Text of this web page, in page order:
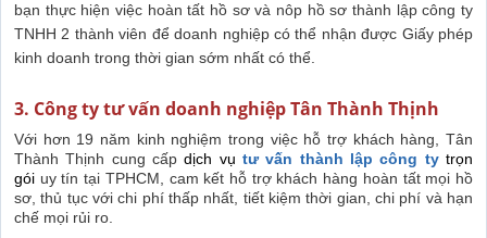
bạn thực hiện việc hoàn tất hồ sơ và nôp hồ sơ thành lập công ty
TNHH 2 thành viên để doanh nghiệp có thể nhận được Giấy phép
kinh doanh trong thời gian sớm nhất có thể.
3. Công ty tư vấn doanh nghiệp Tân Thành Thịnh
Với hơn 19 năm kinh nghiệm trong việc hỗ trợ khách hàng, Tân
Thành Thịnh cung cấpdịch vụ tư vấn thành lập công tytrọn
gói uy tín tại TPHCM, cam kết hỗ trợ khách hàng hoàn tất mọi hồ
sơ, thủ tục với chi phí thấp nhất, tiết kiệm thời gian, chi phí và hạn
chế mọi rủi ro.